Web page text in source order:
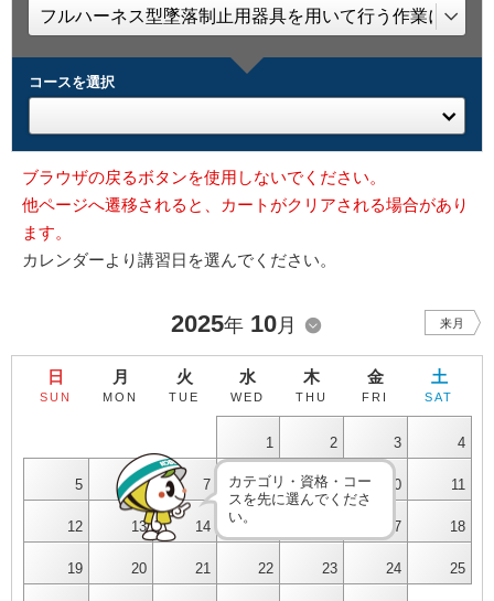
コースを選択
ブラウザの戻るボタンを使用しないでください。
他ページへ遷移されると、カートがクリアされる場合があり
ます。
カレンダーより講習日を選んでください。
2025年 10月 来月
日
SUN
月
MON
火
TUE
水
WED
木
THU
金
FRI
土
SAT
1 2 3 4
5 6 7 8 9 10 11
12 13 14 17 18
19 20 21 22 23 24 25
カテゴリ・資格・コー
スを先に選んでくださ
い。